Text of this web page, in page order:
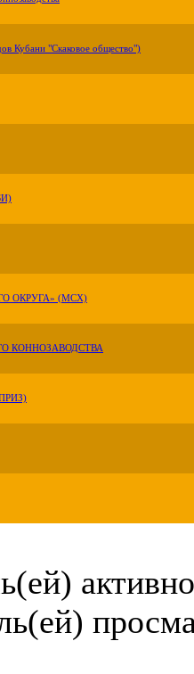
Кубани "Скаковое общество")
ОКРУГА» (МСХ)
КОННОЗАВОДСТВА
активно